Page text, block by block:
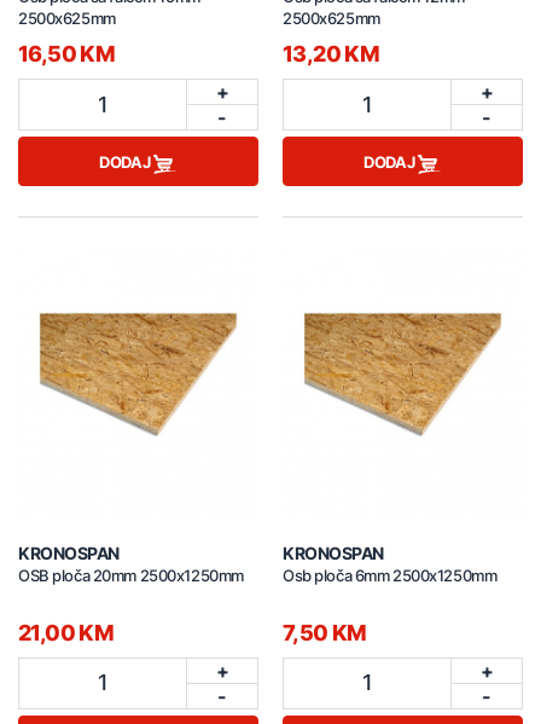
2500x625mm
16,50 KM
1
+
-
DODAJ
2500x625mm
13,20 KM
1
+
-
DODAJ
KRONOSPAN
OSB ploča 20mm 2500x1250mm
21,00 KM
1
+
-
KRONOSPAN
Osb ploča 6mm 2500x1250mm
7,50 KM
1
+
-